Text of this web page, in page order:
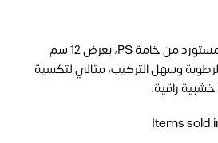
لوح بديل خشب كوري مستورد من خامة PS، بعرض 12 سم
للرطوبة وسهل التركيب، مثالي لتكسية
خشبية راقية.
Items sold